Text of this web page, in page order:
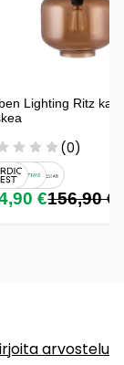
Lighting Ritz
(0)
€156,90 €
arvostelu